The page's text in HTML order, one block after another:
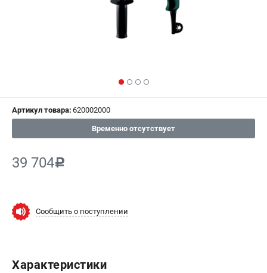
СЕРВИС
)
ВХОД ИЛИ РЕГИСТРАЦИЯ
ЗАКАЗАТЬ ЗАПЧАСТЬ
Сервисный центр
Артикул товара: 620002000
Временно отсутствует
39 704c
Сообщить о поступлении
Характеристики